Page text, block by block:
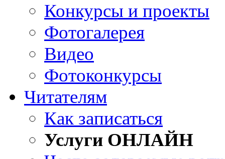
Конкурсы и проекты
Фотогалерея
Видео
Фотоконкурсы
Читателям
Как записаться
Услуги ОНЛАЙН